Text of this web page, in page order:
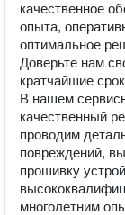
качественное
опыта,
оптимальное
Доверьте нам
кратчайшие
В нашем
качественный
проводим
повреждений,
прошивку
многолетним